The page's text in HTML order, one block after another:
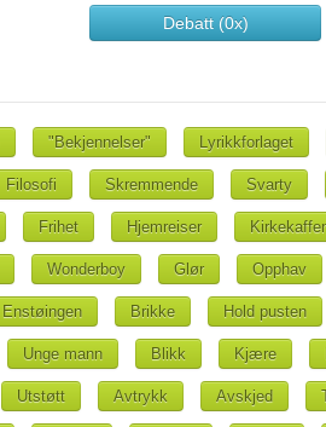
Debatt (0x)
"Bekjennelser" Lyrikkforlaget
Filosofi Skremmende Svarty
Frihet Hjemreiser
Wonderboy Glør Opphav
Enstøingen Brikke Hold pusten
Unge mann Blikk Kjære
Utstøtt Avtrykk Avskjed